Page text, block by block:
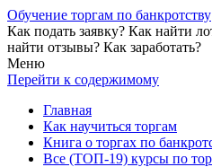
Обучение торгам по банкротству
Как подать заявку? Как найти
найти отзывы? Как заработать?
Меню
Перейти к содержимому
Главная
Как научиться торгам
Книга о торгах по
Все (ТОП-19) курсы по